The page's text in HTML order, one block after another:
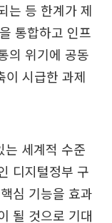
는 등 한계가 제
통합하고 인프
의 위기에 공동
이 시급한 과제
는 세계적 수준
디지털정부 구
심 기능을 효과
될 것으로 기대